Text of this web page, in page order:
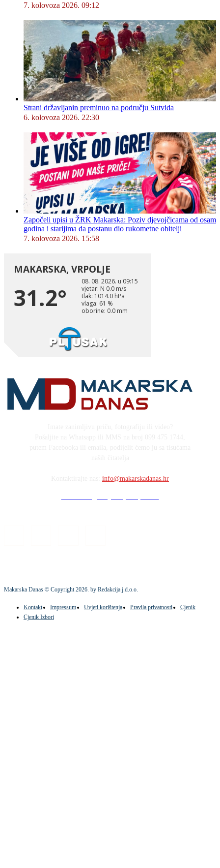
7. kolovoza 2026. 09:12
Strani državljanin preminuo na području Sutvida
6. kolovoza 2026. 22:30
Započeli upisi u ŽRK Makarska: Poziv djevojčicama od osam
godina i starijima da postanu dio rukometne obitelji
7. kolovoza 2026. 15:58
info@makarskadanas.hr
Makarska Danas © Copyright2026. by Redakcija j.d.o.o.
Kontakt Impressum Uvjeti korištenja Pravila privatnosti
Cjenik
Cjenik Izbori